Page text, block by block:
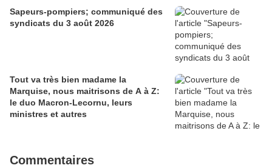
Sapeurs-pompiers; communiqué des
syndicats du 3 août 2026
Tout va très bien madame la
Marquise, nous maitrisons de A à Z:
le duo Macron-Lecornu, leurs
ministres et autres
Commentaires